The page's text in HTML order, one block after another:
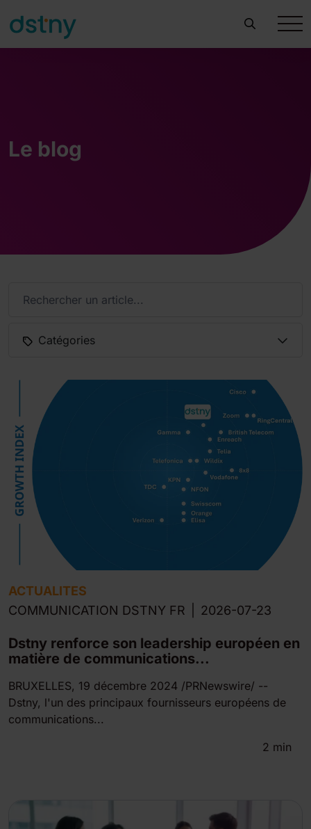
Le blog
Catégories
ACTUALITES
COMMUNICATION DSTNY FR
2026-07-23
Dstny renforce son leadership européen en
matière de communications...
BRUXELLES, 19 décembre 2024 /PRNewswire/ --
Dstny, l'un des principaux fournisseurs européens de
communications...
2 min